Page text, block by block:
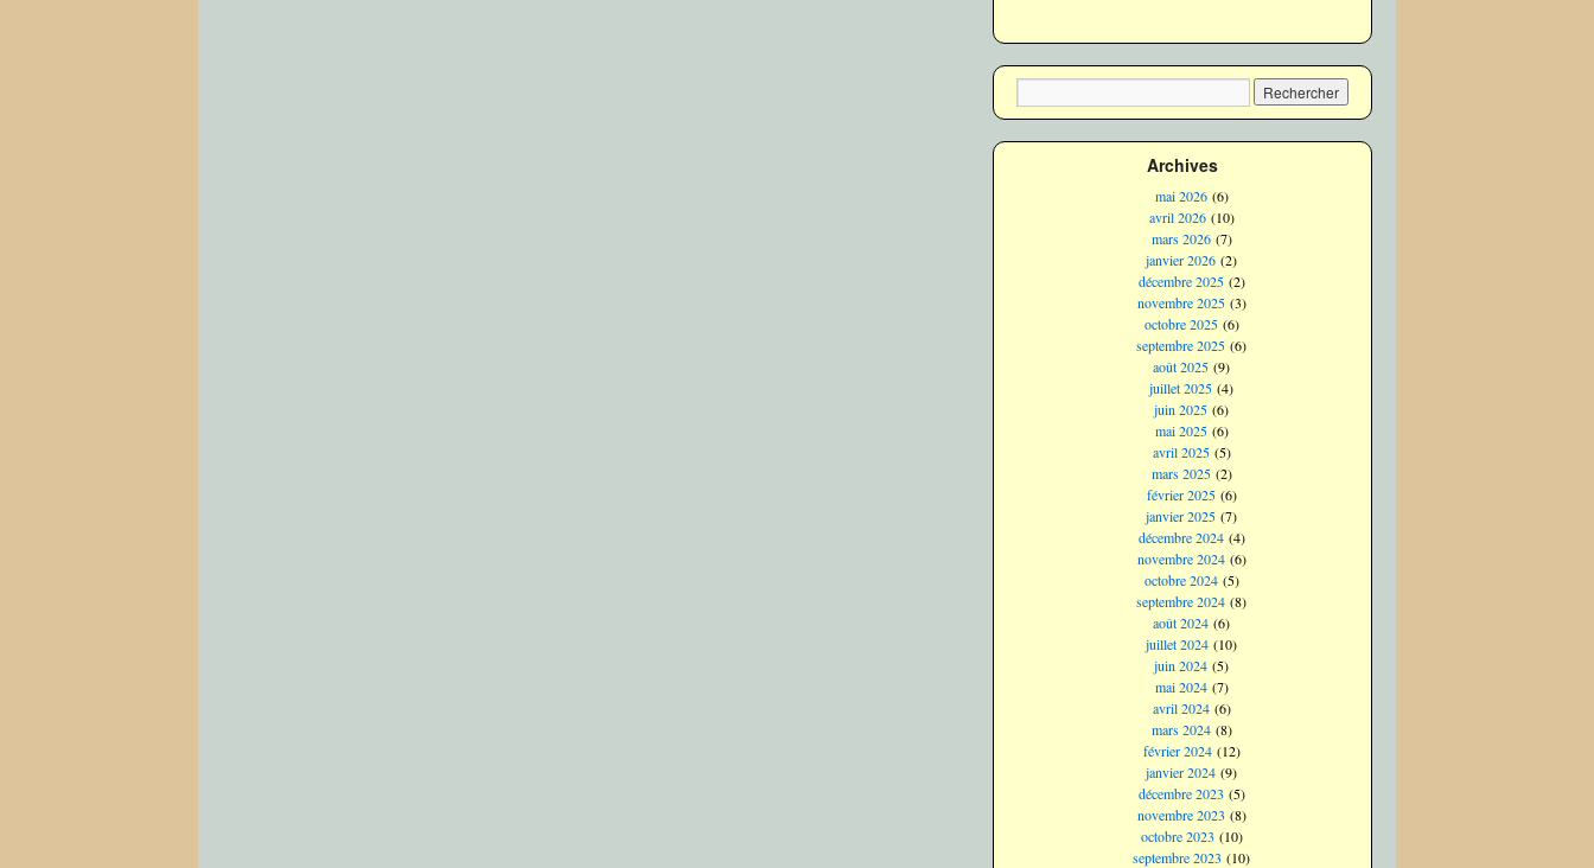
Archives
mai 2026(6)
avril 2026(10)
mars 2026(7)
janvier 2026 (2)
décembre 2025(2)
novembre 2025(3)
octobre 2025(6)
septembre 2025 (6)
août 2025 (9)
juillet 2025 (4)
juin 2025 (6)
mai 2025(6)
avril 2025(5)
mars 2025(2)
février 2025(6)
janvier 2025 (7)
décembre 2024(4)
novembre 2024(6)
octobre 2024(5)
septembre 2024 (8)
août 2024 (6)
juillet 2024 (10)
juin 2024 (5)
mai 2024(7)
avril 2024(6)
mars 2024(8)
février 2024(12)
janvier 2024 (9)
décembre 2023 (5)
novembre 2023 (8)
octobre 2023 (10)
septembre 2023 (10)